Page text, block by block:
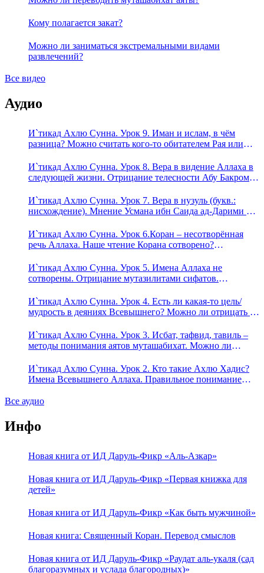
Кому полагается закат?
Можно ли заниматься экстремальными видами
развлечений?
Все видео
Аудио
И`тикад Ахлю Сунна. Урок 9. Иман и ислам, в чём
разница? Можно считать кого-то обитателем Рая или
И`тикад Ахлю Сунна. Урок 8. Вера в видение Аллаха в
следующей жизни. Отрицание телесности Абу Бакром
ибн Саида ад-Дарими. Иман – это слова, дела и
познание
И`тикад Ахлю Сунна. Урок 7. Вера в нузуль (букв.:
нисхождение). Мнение Усмана ибн Саида ад-Дарими о
физическим движением?
И`тикад Ахлю Сунна. Урок 6.Коран – несотворённая
речь Аллаха. Наше чтение Корана сотворено?
И`тикад Ахлю Сунна. Урок 5. Имена Аллаха не
сотворены. Отрицание мутазилитами сифатов.
И`тикад Ахлю Сунна. Урок 4. Есть ли какая-то цель/
мудрость в деяниях Всевышнего? Можно ли отрицать в
пришло в Коране и Сунне? Концепция ибн Таймийи
И`тикад Ахлю Сунна. Урок 3. Исбат, тафвид, тавиль –
методы понимания аятов муташабихат. Можно ли
означает утверждение сифата «биля кейфа» (без образа)?
И`тикад Ахлю Сунна. Урок 2. Кто такие Ахлю Хадис?
Имена Всевышнего Аллаха. Правильное понимание
Все аудио
Инфо
Новая книга от ИД Даруль-Фикр «Аль-Азкар»
Новая книга от ИД Даруль-Фикр «Первая книжка для
детей»
Новая книга от ИД Даруль-Фикр «Как быть мужчиной»
Новая книга: Священный Коран. Перевод смыслов
Новая книга от ИД Даруль-Фикр «Раудат аль-укаля (cад
благоразумных и услада благородных)»